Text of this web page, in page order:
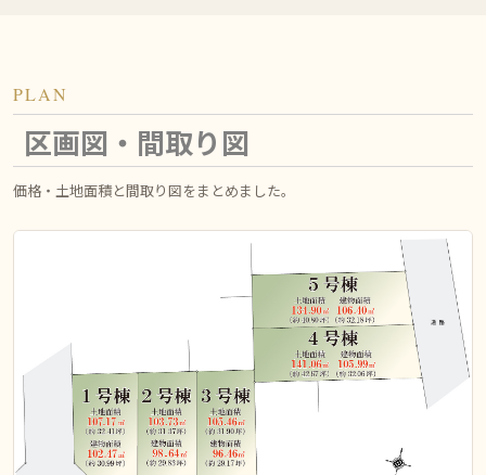
PLAN
区画図・間取り図
価格・土地面積と間取り図をまとめました。